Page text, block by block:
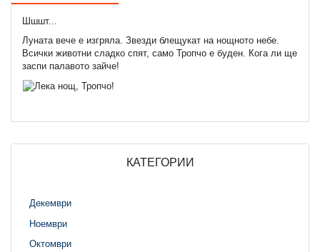
Шшшт...
Луната вече е изгряла. Звезди блещукат на нощното небе.
Всички животни сладко спят, само Тропчо е буден. Кога ли ще
заспи палавото зайче!
КАТЕГОРИИ
Декември
Ноември
Октомври